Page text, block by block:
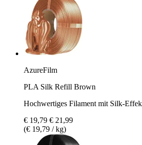
AzureFilm
PLA Silk Refill Brown
Hochwertiges Filament mit Silk-
€ 19,79 € 21,99
(€ 19,79 / kg)